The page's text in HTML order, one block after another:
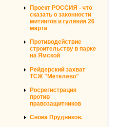
Проект РОССИЯ - что
сказать о законности
митингов и гуляния 26
марта
Противодействие
строительству в парке
на Ямской
Рейдерский захват
ТСЖ "Метелево"
Росрегистрация
против
правозащитников
Снова Прудников.